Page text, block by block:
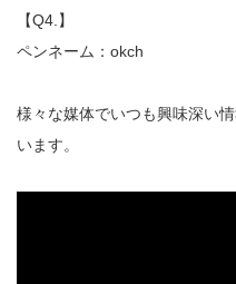
【Q4.】
ペンネーム：okch
様々な媒体でいつも興味深い
います。